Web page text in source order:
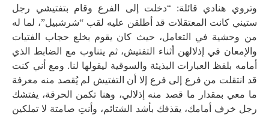
وتروي هنادي قائلة: “دخلت إلى الفرع وقام بتفتيشي رجل
ستيني كانت المعتقلات قد أطلقن عليه لقب “شرشبيل”، لما له
من وحشية في التعامل، حيث كان يقوم بخلع حجاب الفتيات
والإمعان في إذلالهن أثناء التفتيش، ثم يتناوب مع الضابط الذي
أمامه بلفظ العبارات البذيئة والسوقية ليقولها لنا. ومع أني كنت
قد انتقلت من فرع إلى فرع إلا أن التفتيش لم يُقصد منه معرفة
ما معي بمقدار ما قصد منه إذلالي، وهنا تكمن الحرقة، يفتشك
رجل خرف أمامك، يقذفك بأشد الشتائم، وأنتِ صامتة لا تملكين